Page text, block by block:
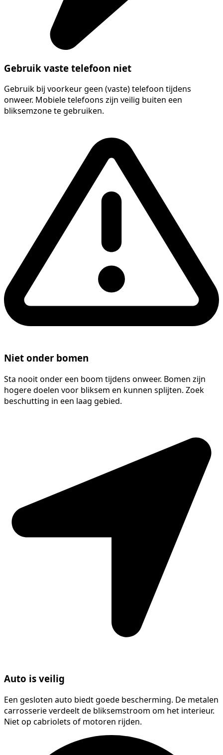
Gebruik vaste telefoon niet
Gebruik bij voorkeur geen (vaste) telefoon tijdens
onweer. Mobiele telefoons zijn veilig buiten een
bliksemzone te gebruiken.
Niet onder bomen
Sta nooit onder een boom tijdens onweer. Bomen zijn
hogere doelen voor bliksem en kunnen splijten. Zoek
beschutting in een laag gebied.
Auto is veilig
Een gesloten auto biedt goede bescherming. De metalen
carrosserie verdeelt de bliksemstroom om het interieur.
Niet op cabriolets of motoren rijden.